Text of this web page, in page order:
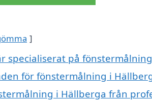
specialiserat på
för fönstermålning i
i Hällberga från